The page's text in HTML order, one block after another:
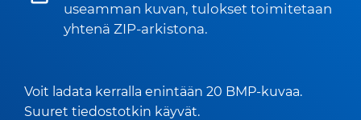
useamman kuvan, tulokset toimitetaan
yhtenä ZIP-arkistona.
Voit ladata kerralla enintään 20 BMP-kuvaa.
Suuret tiedostotkin käyvät.